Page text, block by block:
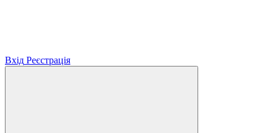
Вхід Реєстрація